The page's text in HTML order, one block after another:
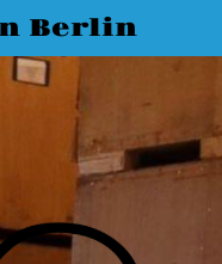
Berlin